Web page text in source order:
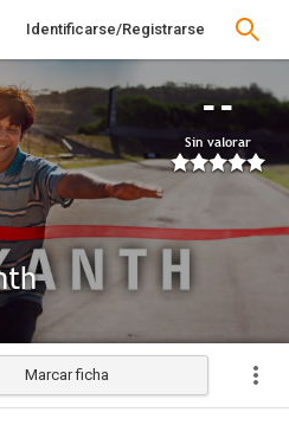
Identificarse/Registrarse
--
Sin valorar
Marcar ficha